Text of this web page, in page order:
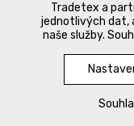
Tradetex a
jednotlivých dat,
naše služby.